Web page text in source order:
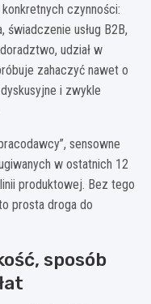
czynności:
usług B2B,
udział w
zahaczyć nawet o
i zwykle
sensowne
w ostatnich 12
produktowej. Bez tego
prosta droga do
sposób